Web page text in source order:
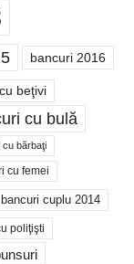
bancuri 2016
beţivi
cu bulă
cu bărbaţi
cu femei
bancuri cuplu 2014
poliţişti